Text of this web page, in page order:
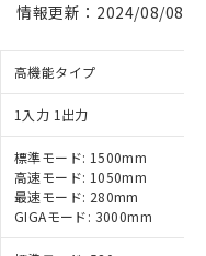
情報更新：2024/08/08
高機能タイプ
1入力 1出力
標準モード: 1500mm
高速モード: 1050mm
最速モード: 280mm
GIGAモード: 3000mm